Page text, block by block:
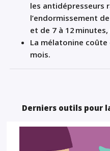
les antidépresseurs r
l’endormissement de
et de 7 à 12
La mélatonine coûte
mois.
Derniers outils pour